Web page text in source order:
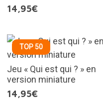
14,95€
TOP 50
Jeu « Qui est qui ? » en
version miniature
14,95€